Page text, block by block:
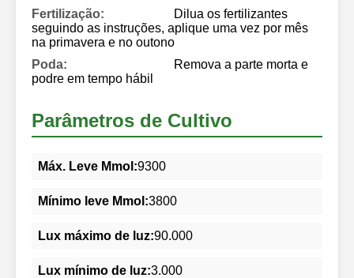
Fertilização:
Dilua os fertilizantes
seguindo as instruções, aplique uma vez por mês
na primavera e no outono
Poda:
Remova a parte morta e
podre em tempo hábil
Parâmetros de Cultivo
Máx. Leve Mmol:9300
Mínimo leve Mmol:3800
Lux máximo de luz:90.000
Lux mínimo de luz:3.000